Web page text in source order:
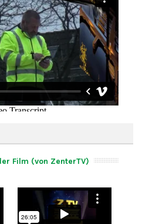
Film (von ZenterTV)